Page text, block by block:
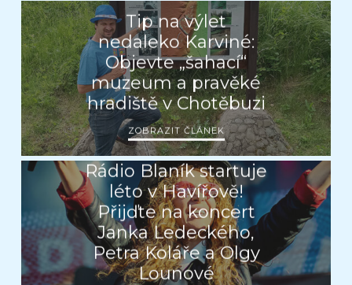
Tip na výlet
nedaleko Karviné:
Objevte „šahací“
muzeum a pravěké
hradiště v Chotěbuzi
ZOBRAZIT ČLÁNEK
Rádio Blaník startuje
léto v Havířově!
Přijďte na koncert
Janka Ledeckého,
Petra Koláře a Olgy
Lounové